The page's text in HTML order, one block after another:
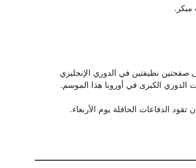
مبكر.
متوقعة ، وحافظ على صفحتين نظيفتين في الدوري الإنجليزي
الدفاعات الحافلة يوم الأربعاء.